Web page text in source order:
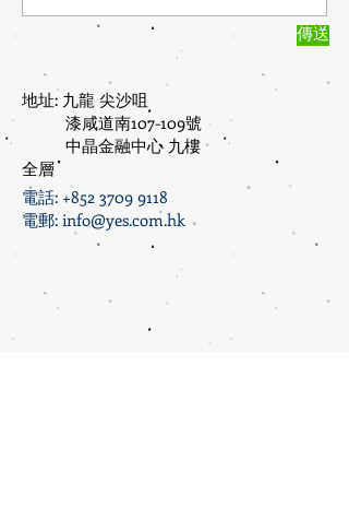
傳送
地址: 九龍 尖沙咀
漆咸道南107-109號
中晶金融中心 九樓
全層
電話: +852 3709 9118
電郵: info@yes.com.hk